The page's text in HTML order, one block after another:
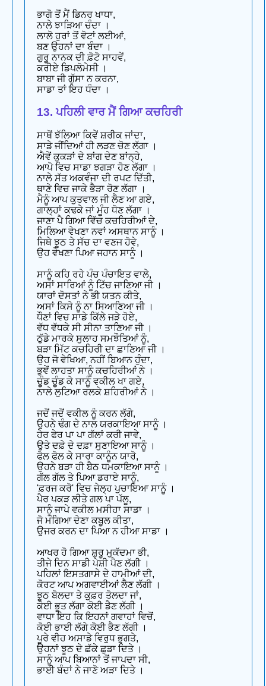
ਭਾਗੋ ਤੋਂ ਮੈਂ ਡਿਨਰ ਖਾਧਾ,
ਨਾਲੇ ਝਾੜਿਆ ਚੰਦਾ ।
ਲਾਲੋ ਹੁਰਾਂ ਤੋਂ ਵੋਟਾਂ ਲਈਆਂ,
ਬਣ ਉਹਨਾਂ ਦਾ ਬੰਦਾ ।
ਗੁਰੂ ਨਾਨਕ ਦੀ ਫ਼ੋਟੋ ਸਾਹਵੇਂ,
ਕਰੀਏ ਡਿਪਲੋਮੇਸੀ ।
ਬਾਬਾ ਜੀ ਗੁੱਸਾ ਨ ਕਰਨਾ,
ਸਾਡਾ ਤਾਂ ਇਹ ਧੰਦਾ ।
13. ਪਹਿਲੀ ਵਾਰ ਮੈਂ ਗਿਆ ਕਚਹਿਰੀ
ਸਾਥੋਂ ਝੱਲਿਆ ਕਿਵੇਂ ਸ਼ਰੀਕ ਜਾਂਦਾ,
ਸਾਡੇ ਜੀਂਦਿਆਂ ਹੀ ਲੜਣ ਚੋਣ ਲੱਗਾ ।
ਐਵੇਂ ਕੁਕੜਾਂ ਦੇ ਬਾਂਗ ਦੇਣ ਬਾਂਨ੍ਹੇ,
ਆਪੋ ਵਿਚ ਸਾਡਾ ਝਗੜਾ ਹੋਣ ਲੱਗਾ ।
ਨਾਲੇ ਸੱਤ ਅਕਵੰਜਾ ਦੀ ਰਪਟ ਦਿੱਤੀ,
ਥਾਣੇ ਵਿਚ ਜਾਕੇ ਭੈੜਾ ਰੋਣ ਲੱਗਾ ।
ਮੈਨੂੰ ਆਪ ਕੁਤਵਾਲ ਜੀ ਲੈਣ ਆ ਗਏ,
ਗਾਲ੍ਹਾਂ ਕਢਕੇ ਜਾਂ ਮੂੰਹ ਧੋਣ ਲੱਗਾ ।
ਜਾਣਾ ਪੈ ਗਿਆ ਵਿੱਚ ਕਚਹਿਰੀਆਂ ਦੇ,
ਮਿਲਿਆ ਵੇਖਣਾ ਨਵਾਂ ਅਸਥਾਨ ਸਾਨੂੰ ।
ਜਿਥੇ ਝੂਠ ਤੇ ਸੱਚ ਦਾ ਵਣਜ ਹੋਵੇ,
ਉਹ ਵੇਖਣਾ ਪਿਆ ਜਹਾਨ ਸਾਨੂੰ ।
ਸਾਨੂੰ ਕਹਿ ਰਹੇ ਪੰਚ ਪੰਚਾਇਤ ਵਾਲੇ,
ਅਸਾਂ ਸਾਰਿਆਂ ਨੂੰ ਟਿੱਚ ਜਾਣਿਆ ਜੀ ।
ਯਾਰਾਂ ਦੋਸਤਾਂ ਨੇ ਭੀ ਯਤਨ ਕੀਤੇ,
ਅਸਾਂ ਕਿਸੇ ਨੂੰ ਨਾ ਸਿਆਣਿਆ ਜੀ ।
ਧੌਣਾਂ ਵਿਚ ਸਾਡੇ ਕਿੱਲੇ ਜੜੇ ਹੋਏ,
ਵੱਧ ਵੱਧਕੇ ਸੀ ਸੀਨਾ ਤਾਣਿਆ ਜੀ ।
ਠੁੱਡੇ ਮਾਰਕੇ ਸੁਲਾਹ ਸਮਝੌਤਿਆਂ ਨੂੰ,
ਬੜਾ ਮਿੱਟ ਕਚਹਿਰੀ ਦਾ ਛਾਣਿਆ ਜੀ ।
ਉਹ ਜੋ ਵੇਖਿਆ, ਨਹੀਂ ਬਿਆਨ ਹੁੰਦਾ,
ਭੁਞੇਂ ਲਾਹਤਾ ਸਾਨੂੰ ਕਚਹਿਰੀਆਂ ਨੇ ।
ਚੂੰਡ ਚੂੰਡ ਕੇ ਸਾਨੂੰ ਵਕੀਲ ਖਾ ਗਏ,
ਨਾਲੇ ਲੁਟਿਆ ਰਲਕੇ ਸ਼ਹਿਰੀਆਂ ਨੇ ।
ਜਦੋਂ ਜਦੋਂ ਵਕੀਲ ਨੂੰ ਕਰਨ ਲੱਗੇ,
ਉਹਨੇ ਢੰਗ ਦੇ ਨਾਲ ਯਰਕਾਇਆ ਸਾਨੂੰ ।
ਹੇਰ ਫੇਰ ਪਾ ਪਾ ਗੱਲਾਂ ਕਰੀ ਜਾਵੇ,
ਉਤੇ ਦਫ਼ੇ ਦੇ ਦਫ਼ਾ ਸੁਣਾਇਆ ਸਾਨੂੰ ।
ਫੋਲ ਫੋਲ ਕੇ ਸਾਰਾ ਕਾਨੂੰਨ ਯਾਰੋ,
ਉਹਨੇ ਬੜਾ ਹੀ ਬੈਠ ਧਮਕਾਇਆ ਸਾਨੂੰ ।
ਗੱਲ ਗੱਲ ਤੇ ਪਿਆ ਡਰਾਏ ਸਾਨੂੰ,
'ਫ਼ਰਜ ਕਰੋ' ਵਿਚ ਜੇਲ੍ਹ ਪੁਚਾਇਆ ਸਾਨੂੰ ।
ਪੈਰ ਪਕੜ ਲੀਤੇ ਗਲ ਪਾ ਪੱਲੂ,
ਸਾਨੂੰ ਜਾਪੇ ਵਕੀਲ ਮਸੀਹਾ ਸਾਡਾ ।
ਜੋ ਮੰਗਿਆ ਦੇਣਾ ਕਬੂਲ ਕੀਤਾ,
ਉਜਰ ਕਰਨ ਦਾ ਪਿਆ ਨ ਹੀਆ ਸਾਡਾ ।
ਆਖਰ ਹੋ ਗਿਆ ਸ਼ੁਰੂ ਮੁਕੱਦਮਾ ਭੀ,
ਤੀਜੇ ਦਿਨ ਸਾਡੀ ਪੇਸ਼ੀ ਪੈਣ ਲੱਗੀ ।
ਪਹਿਲਾਂ ਇਸਤਗਾਸੇ ਦੇ ਹਾਮੀਆਂ ਦੀ,
ਕੋਰਟ ਆਪ ਅਗਵਾਈਆਂ ਲੈਣ ਲੱਗੀ ।
ਝੂਠ ਬੋਲਦਾ ਤੇ ਕੁਫ਼ਰ ਤੋਲਦਾ ਜਾਂ,
ਕੋਈ ਭੂਤ ਲੱਗਾ ਕੋਈ ਡੈਣ ਲੱਗੀ ।
ਵਾਧਾ ਇਹ ਕਿ ਇਹਨਾਂ ਗਵਾਹਾਂ ਵਿਚੋਂ,
ਕੋਈ ਭਾਈ ਲੱਗੇ ਕੋਈ ਭੈਣ ਲੱਗੀ ।
ਪੂਰੇ ਵੀਹ ਅਸਾਡੇ ਵਿਰੁਧ ਭੁਗਤੇ,
ਉਹਨਾਂ ਝੂਠ ਦੇ ਛੱਕੇ ਛੁਡਾ ਦਿਤੇ ।
ਸਾਨੂੰ ਆਪ ਬਿਆਨਾਂ ਤੋਂ ਜਾਪਦਾ ਸੀ,
ਭਾਈ ਬੰਦਾਂ ਨੇ ਜਾਣੋ ਅੜਾ ਦਿਤੇ ।